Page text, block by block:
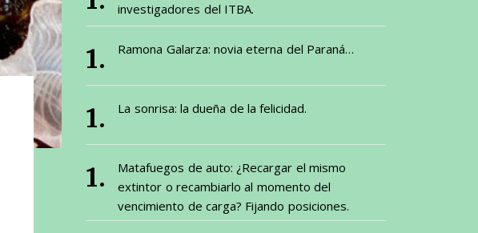
investigadores del ITBA.
Ramona Galarza: novia eterna del Paraná…
La sonrisa: la dueña de la felicidad.
Matafuegos de auto: ¿Recargar el mismo
extintor o recambiarlo al momento del
vencimiento de carga? Fijando posiciones.